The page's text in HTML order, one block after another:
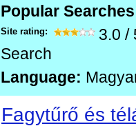
Popular
Site rating: 3.0 /
Search
Language:
Fagytűrő és